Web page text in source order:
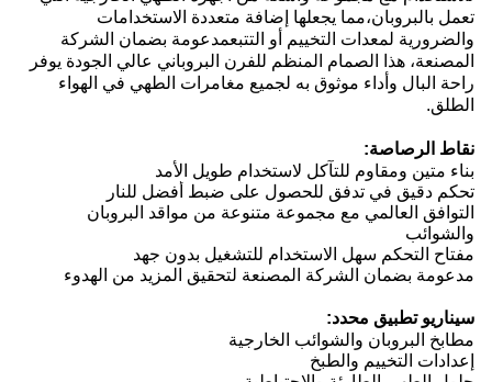
تعمل بالبروبان،مما يجعلها إضافة متعددة الاستخدامات
والضرورية لمعدات التخييم أو التتبعمدعومة بضمان الشركة
المصنعة، هذا الصمام المنظم للفرن البروباني عالي الجودة يوفر
راحة البال وأداء موثوق به لجميع مغامرات الطهي في الهواء
الطلق.
نقاط الرصاصة:
بناء متين ومقاوم للتآكل لاستخدام طويل الأمد
تحكم دقيق في تدفق للحصول على ضبط أفضل للنار
التوافق العالمي مع مجموعة متنوعة من مواقد البروبان
والشوائب
مفتاح التحكم سهل الاستخدام للتشغيل بدون جهد
مدعومة بضمان الشركة المصنعة لتحقيق المزيد من الهدوء
سيناريو تطبيق محدد:
مطابخ البروبان والشوائب الخارجية
إعدادات التخييم والطبخ